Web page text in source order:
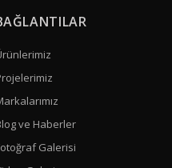
ve Haberler
Galerisi